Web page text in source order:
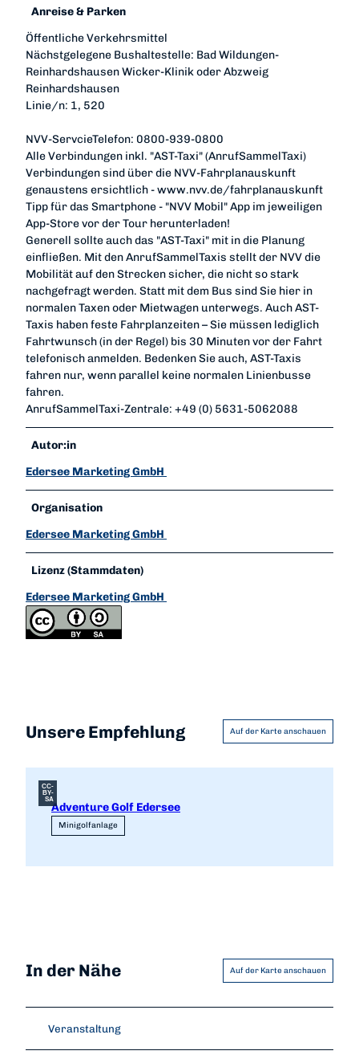
Anreise & Parken
Öffentliche Verkehrsmittel
Nächstgelegene Bushaltestelle: Bad Wildungen-
Reinhardshausen Wicker-Klinik oder Abzweig
Reinhardshausen
Linie/n: 1, 520
NVV-ServcieTelefon: 0800-939-0800
Alle Verbindungen inkl. "AST-Taxi" (AnrufSammelTaxi)
Verbindungen sind über die NVV-Fahrplanauskunft
genaustens ersichtlich - www.nvv.de/fahrplanauskunft
Tipp für das Smartphone - "NVV Mobil" App im jeweiligen
App-Store vor der Tour herunterladen!
Generell sollte auch das "AST-Taxi" mit in die Planung
einfließen. Mit den AnrufSammelTaxis stellt der NVV die
Mobilität auf den Strecken sicher, die nicht so stark
nachgefragt werden. Statt mit dem Bus sind Sie hier in
normalen Taxen oder Mietwagen unterwegs. Auch AST-
Taxis haben feste Fahrplanzeiten – Sie müssen lediglich
Fahrtwunsch (in der Regel) bis 30 Minuten vor der Fahrt
telefonisch anmelden. Bedenken Sie auch, AST-Taxis
fahren nur, wenn parallel keine normalen Linienbusse
fahren.
AnrufSammelTaxi-Zentrale: +49 (0) 5631-5062088
Autor:in
Edersee Marketing GmbH
Organisation
Edersee Marketing GmbH
Lizenz (Stammdaten)
Edersee Marketing GmbH
Unsere Empfehlung Auf der Karte anschauen
CC-
BY-
SA
Adventure Golf Edersee
Minigolfanlage
In der Nähe Auf der Karte anschauen
Veranstaltung